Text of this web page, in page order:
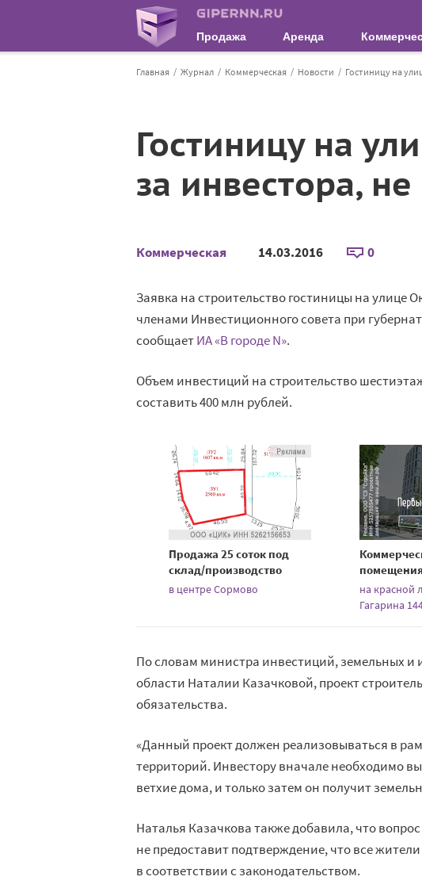
Продажа Аренда
Главная Журнал Коммерческая Новости Гостиницу на
Гостиницу на
за инвестора,
Коммерческая 14.03.2016 0
Заявка на строительство гостиницы на улице
членами Инвестиционного совета при
сообщаетИА «В городе N».
Объем инвестиций на строительство
составить 400 млн рублей.
Продажа 25 соток под
склад/производство
в центре Сормово
на красной
Гагарина
По словам министра инвестиций, земельных
области Наталии Казачковой, проект
обязательства.
«Данный проект должен реализовываться в
территорий. Инвестору вначале необходимо
ветхие дома, и только затем он получит
Наталья Казачкова также добавила, что
не предоставит подтверждение, что все
в соответствии с законодательством.